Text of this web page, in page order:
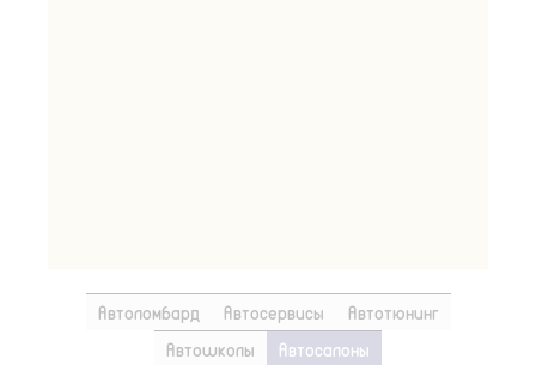
Автоломбард Автосервисы
Автотюнинг
Автошколы
Автосалоны